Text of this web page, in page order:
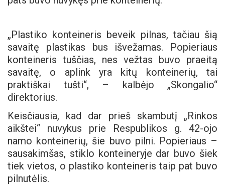
„Plastiko konteineris beveik pilnas, tačiau šią
savaitę plastikas bus išvežamas. Popieriaus
konteineris tuščias, nes vežtas buvo praeitą
savaitę, o aplink yra kitų konteinerių, tai
praktiškai tušti“, – kalbėjo „Skongalio“
direktorius.
Keisčiausia, kad dar prieš skambutį „Rinkos
aikštei“ nuvykus prie Respublikos g. 42-ojo
namo konteinerių, šie buvo pilni. Popieriaus –
sausakimšas, stiklo konteineryje dar buvo šiek
tiek vietos, o plastiko konteineris taip pat buvo
pilnutėlis.